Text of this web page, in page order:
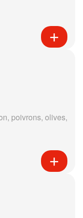
poivrons, olives,